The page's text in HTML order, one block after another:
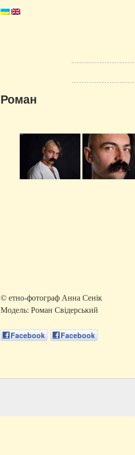
Роман
© етно-фотограф Анна Сенік
Модель: Роман Свідерський
Facebook Facebook